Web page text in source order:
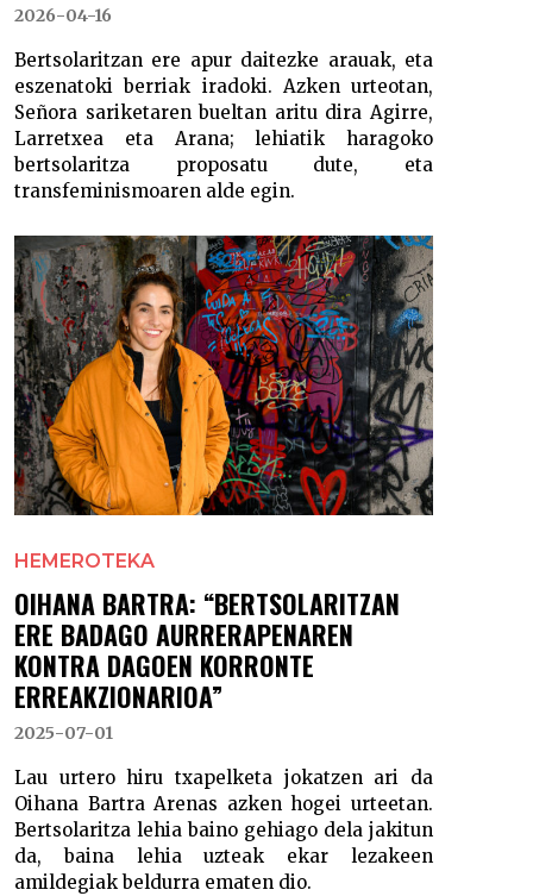
2026-04-16
Bertsolaritzan ere apur daitezke arauak, eta
eszenatoki berriak iradoki. Azken urteotan,
Señora sariketaren bueltan aritu dira Agirre,
Larretxea eta Arana; lehiatik haragoko
bertsolaritza proposatu dute, eta
transfeminismoaren alde egin.
HEMEROTEKA
OIHANA BARTRA: “BERTSOLARITZAN
ERE BADAGO AURRERAPENAREN
KONTRA DAGOEN KORRONTE
ERREAKZIONARIOA”
2025-07-01
Lau urtero hiru txapelketa jokatzen ari da
Oihana Bartra Arenas azken hogei urteetan.
Bertsolaritza lehia baino gehiago dela jakitun
da, baina lehia uzteak ekar lezakeen
amildegiak beldurra ematen dio.